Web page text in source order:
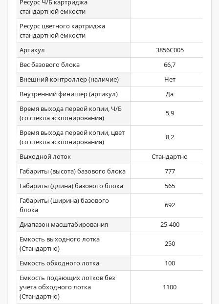
Ресурс Ч/Б картриджа
стандартной емкости
Ресурс цветного картриджа
стандартной емкости
Артикул
3856C005
Вес базового блока
66,7
Внешний контроллер (наличие)
Нет
Внутренний финишер (артикул)
Да
Время выхода первой копии, Ч/Б
(со стекла эскпонирования)
5,9
Время выхода первой копии, цвет
(со стекла эскпонирования)
8,2
Выходной лоток
Стандартно
Габариты (высота) базового блока
777
Габариты (длина) базового блока
565
Габариты (ширина) базового
блока
692
Диапазон масштабирования
25-400
Емкость выходного лотка
(Стандартно)
250
Емкость обходного лотка
100
Емкость подающих лотков без
учета обходного лотка
(Стандартно)
1100